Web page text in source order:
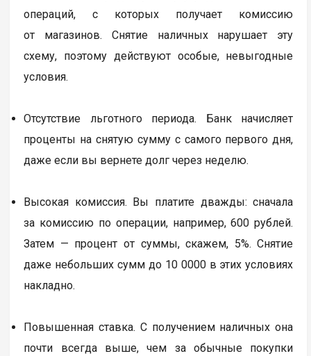
операций, с которых получает комиссию
от магазинов. Снятие наличных нарушает эту
схему, поэтому действуют особые, невыгодные
условия.
Отсутствие льготного периода. Банк начисляет
проценты на снятую сумму с самого первого дня,
даже если вы вернете долг через неделю.
Высокая комиссия. Вы платите дважды: сначала
за комиссию по операции, например, 600 рублей.
Затем — процент от суммы, скажем, 5%. Снятие
даже небольших сумм до 10 0000 в этих условиях
накладно.
Повышенная ставка. С получением наличных она
почти всегда выше, чем за обычные покупки